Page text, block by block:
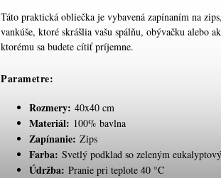
Táto praktická obliečka je vybavená zapínaním na
vankúše, ktoré skrášlia vašu spálňu, obývačku alebo
ktorému sa budete cítiť príjemne.
Parametre:
Rozmery: 40x40 cm
Materiál: 100% bavlna
Zapínanie: Zips
Farba: Svetlý podklad so zeleným
Údržba: Pranie pri teplote 40 °C